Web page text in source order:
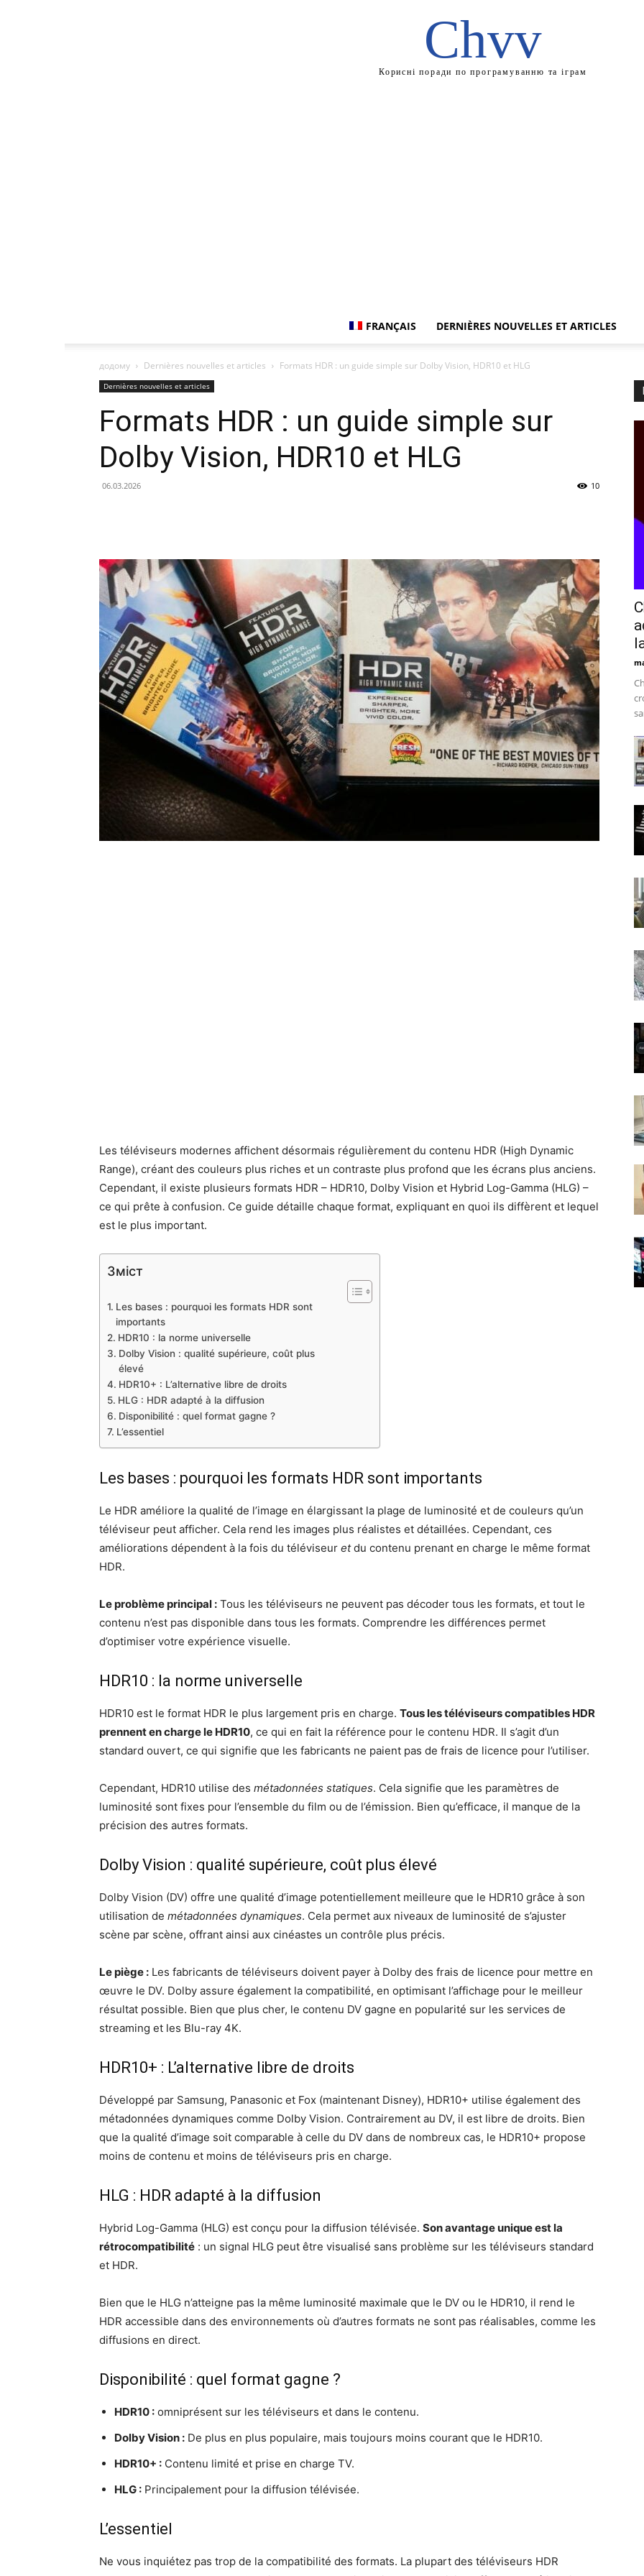
Chvv
Корисні поради по програмуванню та іграм
FRANÇAIS DERNIÈRES NOUVELLES ET ARTICLES
додому Dernières nouvelles et articles Formats HDR : un guide simple sur Dolby Vision, HDR10 et HLG
Dernières nouvelles et articles
Formats HDR : un guide simple sur
Dolby Vision, HDR10 et HLG
06.03.2026 10
Les téléviseurs modernes affichent désormais régulièrement du contenu HDR (High Dynamic
Range), créant des couleurs plus riches et un contraste plus profond que les écrans plus anciens.
Cependant, il existe plusieurs formats HDR – HDR10, Dolby Vision et Hybrid Log-Gamma (HLG) –
ce qui prête à confusion. Ce guide détaille chaque format, expliquant en quoi ils diffèrent et lequel
est le plus important.
Зміст
Les bases : pourquoi les formats HDR sont
importants
HDR10 : la norme universelle
Dolby Vision : qualité supérieure, coût plus
élevé
HDR10+ : L’alternative libre de droits
HLG : HDR adapté à la diffusion
Disponibilité : quel format gagne ?
L’essentiel
Les bases : pourquoi les formats HDR sont importants
Le HDR améliore la qualité de l’image en élargissant la plage de luminosité et de couleurs qu’un
téléviseur peut afficher. Cela rend les images plus réalistes et détaillées. Cependant, ces
améliorations dépendent à la fois du téléviseur etdu contenu prenant en charge le même format
HDR.
Le problème principal : Tous les téléviseurs ne peuvent pas décoder tous les formats, et tout le
contenu n’est pas disponible dans tous les formats. Comprendre les différences permet
d’optimiser votre expérience visuelle.
HDR10 : la norme universelle
HDR10 est le format HDR le plus largement pris en charge. Tous les téléviseurs compatibles HDR
prennent en charge le HDR10, ce qui en fait la référence pour le contenu HDR. Il s’agit d’un
standard ouvert, ce qui signifie que les fabricants ne paient pas de frais de licence pour l’utiliser.
Cependant, HDR10 utilise des métadonnées statiques. Cela signifie que les paramètres de
luminosité sont fixes pour l’ensemble du film ou de l’émission. Bien qu’efficace, il manque de la
précision des autres formats.
Dolby Vision : qualité supérieure, coût plus élevé
Dolby Vision (DV) offre une qualité d’image potentiellement meilleure que le HDR10 grâce à son
utilisation de métadonnées dynamiques. Cela permet aux niveaux de luminosité de s’ajuster
scène par scène, offrant ainsi aux cinéastes un contrôle plus précis.
Le piège : Les fabricants de téléviseurs doivent payer à Dolby des frais de licence pour mettre en
œuvre le DV. Dolby assure également la compatibilité, en optimisant l’affichage pour le meilleur
résultat possible. Bien que plus cher, le contenu DV gagne en popularité sur les services de
streaming et les Blu-ray 4K.
HDR10+ : L’alternative libre de droits
Développé par Samsung, Panasonic et Fox (maintenant Disney), HDR10+ utilise également des
métadonnées dynamiques comme Dolby Vision. Contrairement au DV, il est libre de droits. Bien
que la qualité d’image soit comparable à celle du DV dans de nombreux cas, le HDR10+ propose
moins de contenu et moins de téléviseurs pris en charge.
HLG : HDR adapté à la diffusion
Hybrid Log-Gamma (HLG) est conçu pour la diffusion télévisée. Son avantage unique est la
rétrocompatibilité : un signal HLG peut être visualisé sans problème sur les téléviseurs standard
et HDR.
Bien que le HLG n’atteigne pas la même luminosité maximale que le DV ou le HDR10, il rend le
HDR accessible dans des environnements où d’autres formats ne sont pas réalisables, comme les
diffusions en direct.
Disponibilité : quel format gagne ?
HDR10 : omniprésent sur les téléviseurs et dans le contenu.
Dolby Vision : De plus en plus populaire, mais toujours moins courant que le HDR10.
HDR10+ : Contenu limité et prise en charge TV.
HLG : Principalement pour la diffusion télévisée.
L’essentiel
Ne vous inquiétez pas trop de la compatibilité des formats. La plupart des téléviseurs HDR